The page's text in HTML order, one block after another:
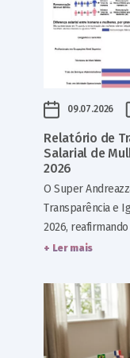
09.07.2026
Relatório de
Salarial de
2026
O Super
Transparência e
2026, reafirmando
+ Ler mais